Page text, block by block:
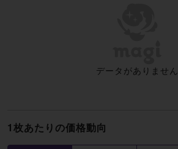
1枚あたりの価格動向
データがありません